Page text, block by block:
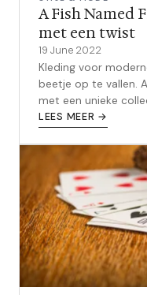
A Fish Named
met een twist
19 June 2022
Kleding voor
beetje op te vallen.
met een unieke
twist. De bijzondere
LEES MEER →